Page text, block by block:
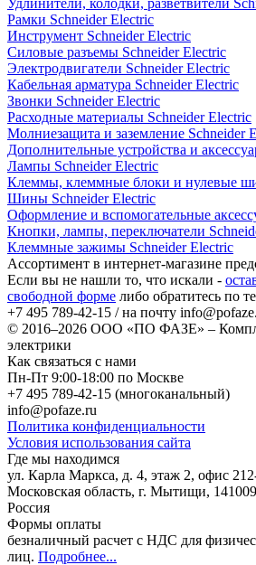
Рамки Schneider Electric
Инструмент Schneider Electric
Силовые разъемы Schneider Electric
Электродвигатели Schneider Electric
Кабельная арматура Schneider Electric
Звонки Schneider Electric
Расходные материалы Schneider Electric
Молниезащита и заземление Schneider
Дополнительные устройства и
Лампы Schneider Electric
Клеммы, клеммные блоки и нулевые
Шины Schneider Electric
Оформление и вспомогательные
Кнопки, лампы, переключатели
Клеммные зажимы Schneider Electric
Ассортимент в интернет-магазине
Если вы не нашли то, что искали -
свободной форме либо обратитесь по
+7 495 789-42-15 / на почту
© 2016–2026 ООО «ПО ФАЗЕ» –
электрики
Как связаться с нами
Пн-Пт 9:00-18:00 по Москве
+7 495 789-42-15 (многоканальный)
info@pofaze.ru
Политика конфиденциальности
Условия использования сайта
Где мы находимся
ул. Карла Маркса, д. 4, этаж 2, офис
Московская область, г. Мытищи, 141009
Россия
Формы оплаты
безналичный расчет с НДС для
лиц. Подробнее...